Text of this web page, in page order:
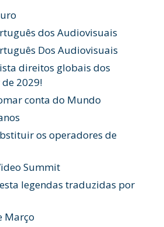
dos Audiovisuais
Dos Audiovisuais
direitos globais dos
2029!
conta do Mundo
os operadores de
Summit
legendas traduzidas por
Março